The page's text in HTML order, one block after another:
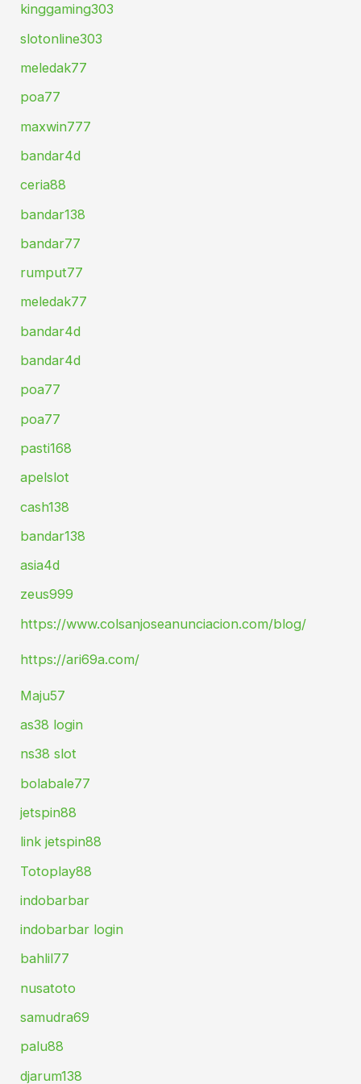
kinggaming303
slotonline303
meledak77
poa77
maxwin777
bandar4d
ceria88
bandar138
bandar77
rumput77
meledak77
bandar4d
bandar4d
poa77
poa77
pasti168
apelslot
cash138
bandar138
asia4d
zeus999
https://www.colsanjoseanunciacion.com/blog/
https://ari69a.com/
Maju57
as38 login
ns38 slot
bolabale77
jetspin88
link jetspin88
Totoplay88
indobarbar
indobarbar login
bahlil77
nusatoto
samudra69
palu88
djarum138